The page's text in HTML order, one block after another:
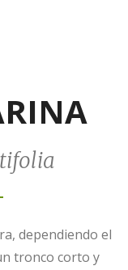
dependiendo el
tronco corto y